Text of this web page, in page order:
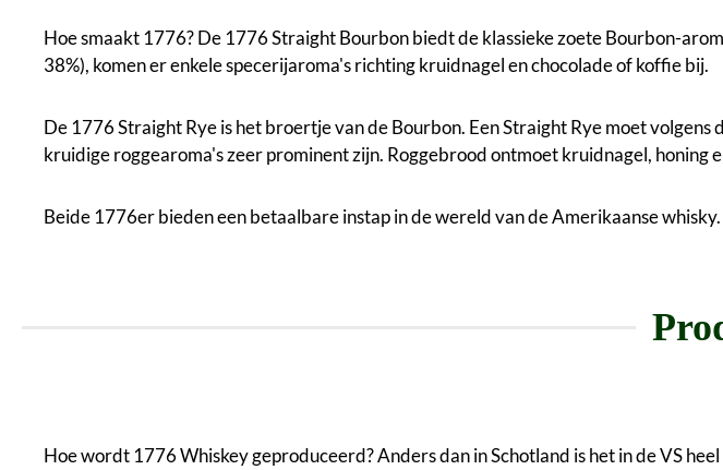
Hoe smaakt 1776? De 1776 Straight Bourbon biedt de klassieke zoete Bourbon-
38%), komen er enkele specerijaroma's richting kruidnagel en chocolade of koffie bij.
De 1776 Straight Rye is het broertje van de Bourbon. Een Straight Rye moet
kruidige roggearoma's zeer prominent zijn. Roggebrood ontmoet kruidnagel, honing
Beide 1776er bieden een betaalbare instap in de wereld van de Amerikaanse whisky.
Hoe wordt 1776 Whiskey geproduceerd? Anders dan in Schotland is het in de VS